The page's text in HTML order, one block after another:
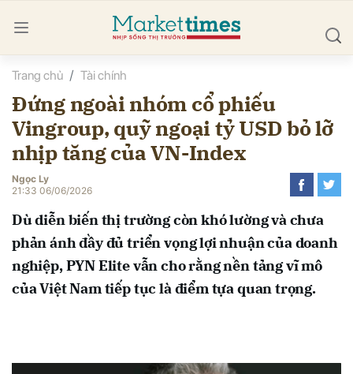
Trang chủ Tài chính
Đứng ngoài nhóm cổ phiếu
Vingroup, quỹ ngoại tỷ USD bỏ lỡ
nhịp tăng của VN-Index
Ngọc Ly
21:33 06/06/2026
Dù diễn biến thị trường còn khó lường và chưa
phản ánh đầy đủ triển vọng lợi nhuận của doanh
nghiệp, PYN Elite vẫn cho rằng nền tảng vĩ mô
của Việt Nam tiếp tục là điểm tựa quan trọng.
luận
Hủy